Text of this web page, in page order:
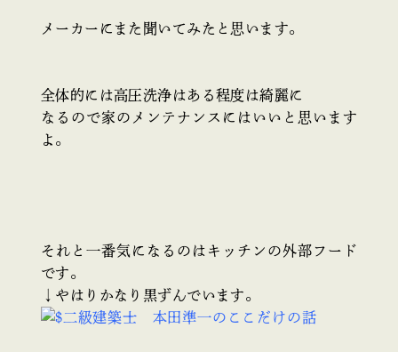
メーカーにまた聞いてみたと思います。
全体的には高圧洗浄はある程度は綺麗に
なるので家のメンテナンスにはいいと思います
よ。
それと一番気になるのはキッチンの外部フード
です。
↓やはりかなり黒ずんでいます。